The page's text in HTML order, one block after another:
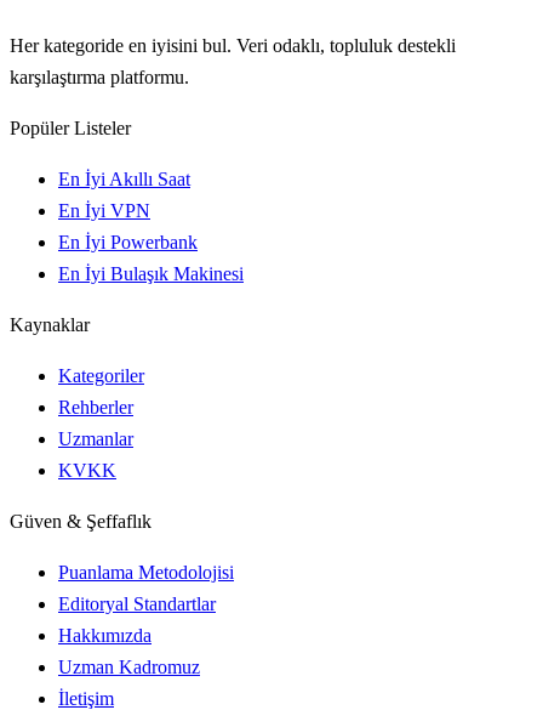
Her kategoride en iyisini bul. Veri odaklı, topluluk destekli
karşılaştırma platformu.
Popüler Listeler
En İyi Akıllı Saat
En İyi VPN
En İyi Powerbank
En İyi Bulaşık Makinesi
Kaynaklar
Kategoriler
Rehberler
Uzmanlar
KVKK
Güven & Şeffaflık
Puanlama Metodolojisi
Editoryal Standartlar
Hakkımızda
Uzman Kadromuz
İletişim